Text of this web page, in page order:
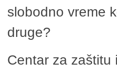
slobodno vreme
druge?
Centar za zaštitu